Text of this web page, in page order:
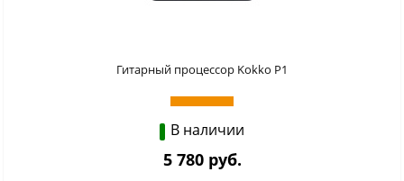
Гитарный процессор Kokko P1
В наличии
5 780 руб.